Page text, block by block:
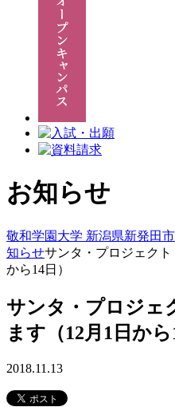
お知らせ
敬和学園大学 新潟県新発田
知らせサンタ・プロジェクト
から14日）
サンタ・プロジェ
ます（12月1日から
2018.11.13